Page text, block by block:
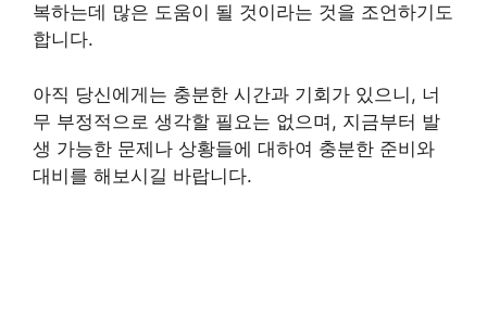
복하는데 많은 도움이 될 것이라는 것을 조언하기도
합니다.
아직 당신에게는 충분한 시간과 기회가 있으니, 너
무 부정적으로 생각할 필요는 없으며, 지금부터 발
생 가능한 문제나 상황들에 대하여 충분한 준비와
대비를 해보시길 바랍니다.